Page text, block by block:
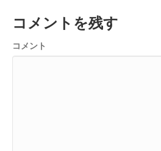
コメントを残す
コメント